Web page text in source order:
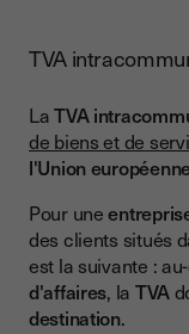
TVA
LaTVA
de biens et de
l'Union
Pour une
des clients situés
est la suivante :
d'affaires, la TVA
destination.